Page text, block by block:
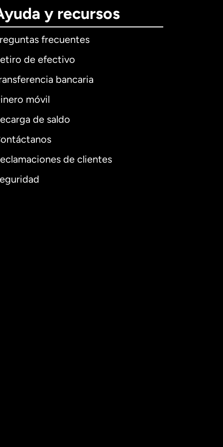
y recursos
frecuentes
de efectivo
bancaria
móvil
de saldo
de clientes